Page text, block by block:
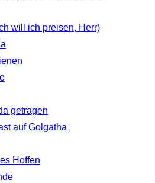
will ich preisen, Herr)
getragen
auf Golgatha
Hoffen